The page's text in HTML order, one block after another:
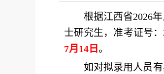
根据江西省2026年
士研究生，准考证号：
7月 14 日 。
如对拟录用人员